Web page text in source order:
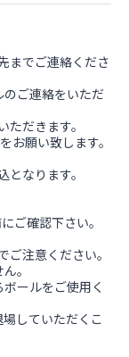
までご連絡くださ
ご連絡をいただ
だきます。
お願い致します。
なります。
ご確認下さい。
注意ください。
。
ールをご使用く
していただくこ